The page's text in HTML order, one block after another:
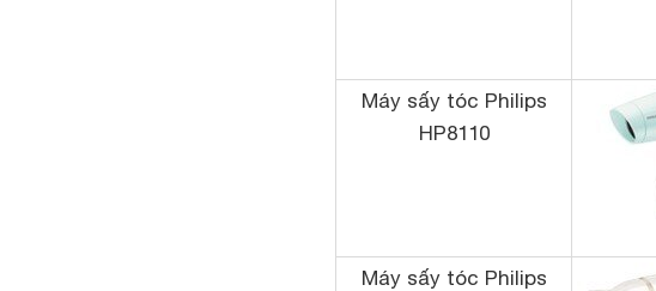
Máy sấy tóc Philips
HP8110
Máy sấy tóc Philips